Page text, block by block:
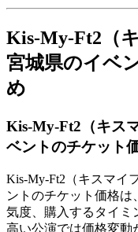
Kis-My-Ft2（
宮城県のイベ
め
Kis-My-Ft2（キス
ベントのチケット
Kis-My-Ft2（キスマイ
ントのチケット価格は
気度、購入するタイミ
高い公演では価格変動